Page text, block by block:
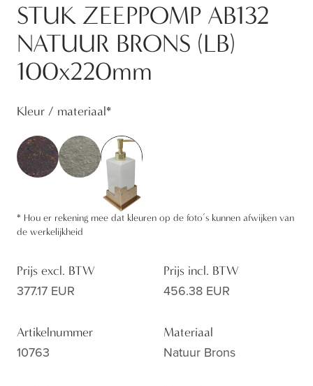
STUK ZEEPPOMP AB132
NATUUR BRONS (LB)
100x220mm
Kleur / materiaal*
* Hou er rekening mee dat kleuren op de foto’s kunnen afwijken van
de werkelijkheid
Prijs excl. BTW
377.17 EUR
Prijs incl. BTW
456.38 EUR
Artikelnummer
10763
Materiaal
Natuur Brons